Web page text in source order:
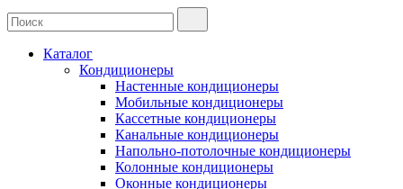
Каталог
Кондиционеры
Настенные кондиционеры
Мобильные кондиционеры
Кассетные кондиционеры
Канальные кондиционеры
Напольно-потолочные кондиционеры
Колонные кондиционеры
Оконные кондиционеры